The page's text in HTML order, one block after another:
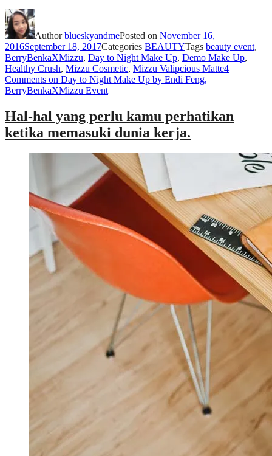
AuthorblueskyandmePosted on November 16,
2016September 18, 2017Categories BEAUTYTags beauty event,
BerryBenkaXMizzu, Day to Night Make Up, Demo Make Up,
Healthy Crush, Mizzu Cosmetic, Mizzu Valipcious Matte4
Comments on Day to Night Make Up by Endi Feng,
BerryBenkaXMizzu Event
Hal-hal yang perlu kamu perhatikan
ketika memasuki dunia kerja.